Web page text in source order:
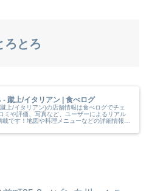
ろとろ
- 蹴上/イタリアン | 食べログ
上/イタリアン)の店舗情報は食べログでチェ
ミや評価、写真など、ユーザーによるリアル
載です！地図や料理メニューなどの詳細情報も